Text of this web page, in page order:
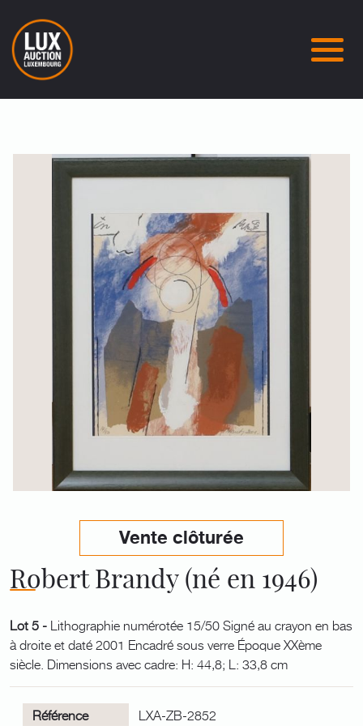
Vente clôturée
Robert Brandy (né en 1946)
Lot 5 - Lithographie numérotée 15/50 Signé au crayon en bas
à droite et daté 2001 Encadré sous verre Époque XXème
siècle. Dimensions avec cadre: H: 44,8; L: 33,8 cm
Référence
LXA-ZB-2852